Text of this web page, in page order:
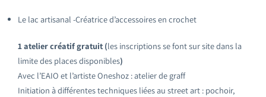
Le lac artisanal -Créatrice d’accessoires en crochet
1 atelier créatif gratuit (les inscriptions se font sur site dans la
limite des places disponibles)
Avec l’EAIO et l’artiste Oneshoz : atelier de graff
Initiation à différentes techniques liées au street art : pochoir,